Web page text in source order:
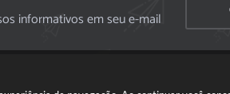
informativos em seu e-mail